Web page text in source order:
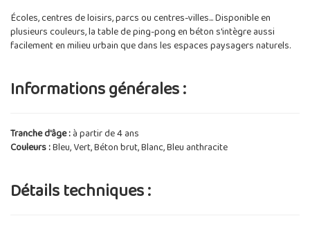
Écoles, centres de loisirs, parcs ou centres-villes... Disponible en
plusieurs couleurs, la table de ping-pong en béton s'intègre aussi
facilement en milieu urbain que dans les espaces paysagers naturels.
Informations générales :
Tranche d'âge :à partir de 4 ans
Couleurs :Bleu, Vert, Béton brut, Blanc, Bleu anthracite
Détails techniques :